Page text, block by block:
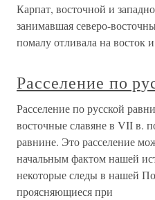
Карпат, восточной и
занимавшая северо-
помалу отливала на восток и
Расселение по
Расселение по русской
восточные славяне в VII в.
равнине. Это расселение
начальным фактом нашей
некоторые следы в нашей
проясняющиеся при